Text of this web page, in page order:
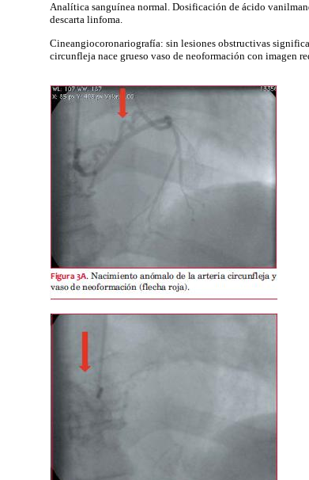
Analítica sanguínea normal. Dosificación de ácido
descarta linfoma.
Cineangiocoronariografía: sin lesiones obstructivas
circunfleja nace grueso vaso de neoformación con imagen